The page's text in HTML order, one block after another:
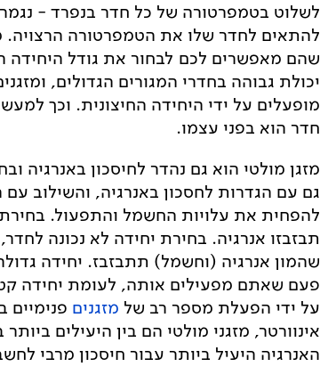
לשלוט בטמפרטורה של כל חדר בנפרד -
להתאים לחדר שלו את הטמפרטורה הרצויה.
שהם מאפשרים לכם לבחור את גודל היחידה
יכולת גבוהה בחדרי המגורים הגדולים,
מופעלים על ידי היחידה החיצונית. וכך
חדר הוא בפני עצמו.
מזגן מולטי הוא גם נהדר לחיסכון באנרגיה
גם עם הגדרות לחסכון באנרגיה, והשילוב
להפחית את עלויות החשמל והתפעול.
תבזבזו אנרגיה. בחירת יחידה לא נכונה
שהמון אנרגיה (וחשמל) תתבזבז. יחידה
פעם שאתם מפעילים אותה, לעומת יחידה
על ידי הפעלת מספר רב של מזגנים פנימיים
אינוורטר, מזגני מולטי הם בין היעילים
האנרגיה היעיל ביותר עבור חיסכון מרבי